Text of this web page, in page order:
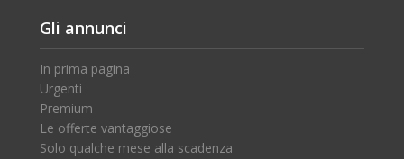
Gli annunci
In prima pagina
Urgenti
Premium
Le offerte vantaggiose
Solo qualche mese alla scadenza